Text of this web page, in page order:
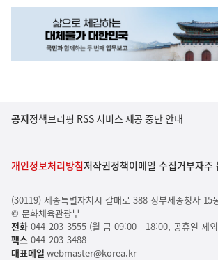
공지정책브리핑 RSS 서비스 제공 중단 안내
개인정보처리방침저작권정책이메일 수집거부자주
(30119) 세종특별자치시 갈매로 388 정부세종청사 15
© 문화체육관광부
전화044-203-3555 (월-금 09:00 - 18:00, 공휴일 제
팩스044-203-3488
대표메일 webmaster@korea.kr